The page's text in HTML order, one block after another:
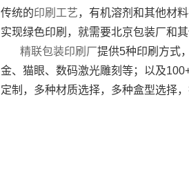
传统的印刷工艺，有机溶剂和其他材
实现绿色印刷，就需要北京包装厂和
精联包装印刷厂提供5种印刷方式
金、猫眼、数码激光雕刻等；以及
定制，多种材质选择，多种盒型选择